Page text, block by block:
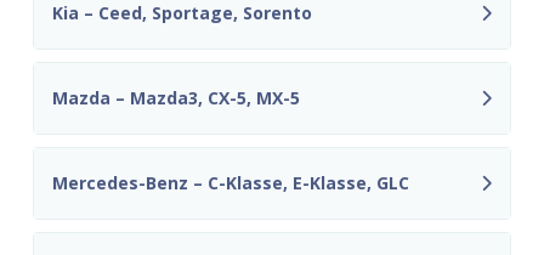
Kia – Ceed, Sportage, Sorento
Mazda – Mazda3, CX-5, MX-5
Mercedes-Benz – C-Klasse, E-Klasse, GLC